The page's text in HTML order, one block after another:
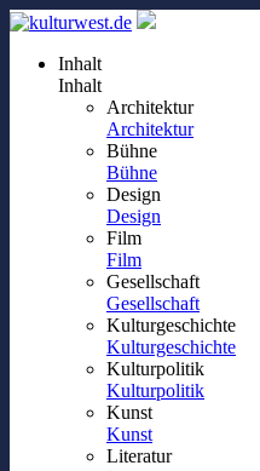
Inhalt
Inhalt
Architektur
Architektur
Bühne
Bühne
Design
Design
Film
Film
Gesellschaft
Gesellschaft
Kulturgeschichte
Kulturgeschichte
Kulturpolitik
Kulturpolitik
Kunst
Kunst
Literatur